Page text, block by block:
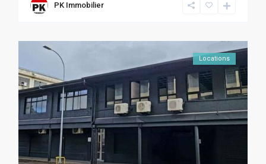
PK Immobilier
Locations